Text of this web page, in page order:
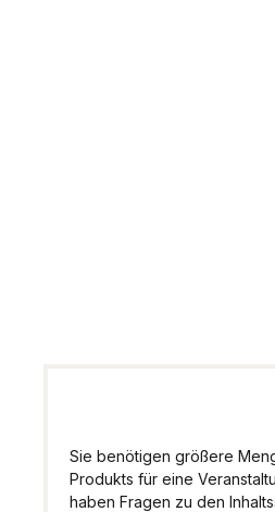
Sie benötigen größere
Produkts für eine
haben Fragen zu den